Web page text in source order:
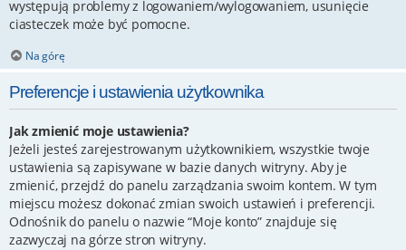
występują problemy z logowaniem/wylogowaniem, usunięcie
ciasteczek może być pomocne.
Na górę
Preferencje i ustawienia użytkownika
Jak zmienić moje ustawienia?
Jeżeli jesteś zarejestrowanym użytkownikiem, wszystkie twoje
ustawienia są zapisywane w bazie danych witryny. Aby je
zmienić, przejdź do panelu zarządzania swoim kontem. W tym
miejscu możesz dokonać zmian swoich ustawień i preferencji.
Odnośnik do panelu o nazwie “Moje konto” znajduje się
zazwyczaj na górze stron witryny.